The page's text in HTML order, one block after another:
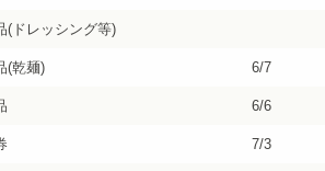
(ドレッシング等)
(乾麺) 6/7
6/6
7/3